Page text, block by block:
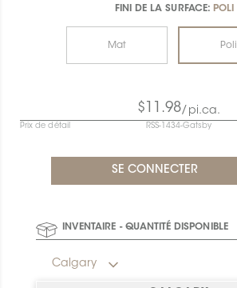
FINI DE LA SURFACE: POLI
Mat Poli
$11.98/pi.ca.
Prix de détail RSS-1434-Gatsby
INVENTAIRE - QUANTITÉ DISPONIBLE
Calgary